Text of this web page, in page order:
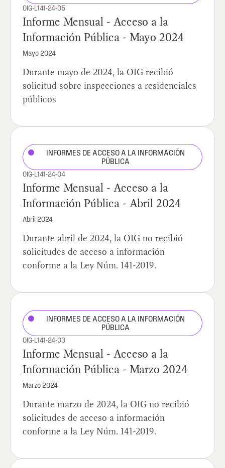
OIG-L141-24-05
Informe Mensual - Acceso a la
Información Pública - Mayo 2024
Mayo 2024
Durante mayo de 2024, la OIG recibió
solicitud sobre inspecciones a residenciales
públicos
INFORMES DE ACCESO A LA INFORMACIÓN
PÚBLICA
OIG-L141-24-04
Informe Mensual - Acceso a la
Información Pública - Abril 2024
Abril 2024
Durante abril de 2024, la OIG no recibió
solicitudes de acceso a información
conforme a la Ley Núm. 141-2019.
INFORMES DE ACCESO A LA INFORMACIÓN
PÚBLICA
OIG-L141-24-03
Informe Mensual - Acceso a la
Información Pública - Marzo 2024
Marzo 2024
Durante marzo de 2024, la OIG no recibió
solicitudes de acceso a información
conforme a la Ley Núm. 141-2019.